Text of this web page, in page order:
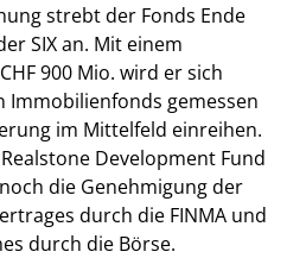
strebt der Fonds Ende
SIX an. Mit einem
900 Mio. wird er sich
Immobilienfonds gemessen
im Mittelfeld einreihen.
Development Fund
die Genehmigung der
durch die FINMA und
durch die Börse.